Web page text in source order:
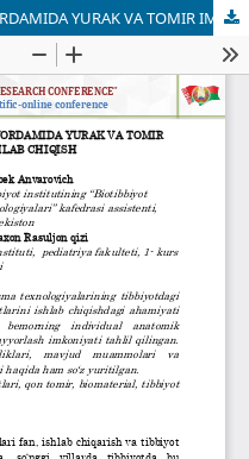
3D-BOSMA TEXNOLOGIYALAR YORDAMIDA YURAK VA TOMIR IMPLANTLARINI ISHLAB CHIQISH